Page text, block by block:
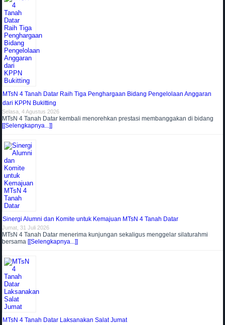
MTsN 4 Tanah Datar Raih Tiga Penghargaan Bidang Pengelolaan Anggaran
dari KPPN Bukitting
Selasa, 4 Agustus 2026
MTsN 4 Tanah Datar kembali menorehkan prestasi membanggakan di bidang
[[Selengkapnya...]]
Sinergi Alumni dan Komite untuk Kemajuan MTsN 4 Tanah Datar
Jumat, 31 Juli 2026
MTsN 4 Tanah Datar menerima kunjungan sekaligus menggelar silaturahmi
bersama [[Selengkapnya...]]
MTsN 4 Tanah Datar Laksanakan Salat Jumat